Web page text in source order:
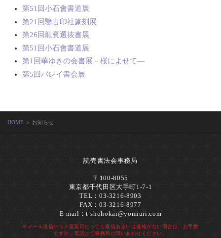
第51回小石會書道展
第21回鑒古印社篆刻展
第26回龍賓選抜書展
第51回小石會書道展
第1回華ゆきの会書展－桜によせて―
第5回バレイ書会展
HOME ＞ お知らせ
読売書法会事務局
〒100-8055
東京都千代田区大手町1-7-1
TEL：03-3216-8903
FAX：03-3216-8977
E-mail：t-shohokai@yomiuri.com
※メール送信から２営業日たっても返信あるいは連絡がない場合は、お手数
ですが、電話にて事務局に問いあわせください。